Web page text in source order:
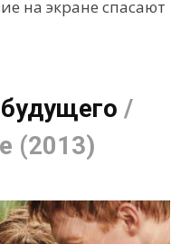
на экране спасают
/
(2013)